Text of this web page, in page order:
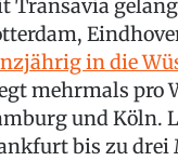
Transavia
in die
mehrmals pro
und Köln.
bis zu drei